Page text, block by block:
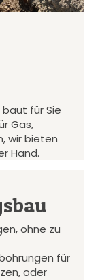
baut für Sie
Gas,
wir bieten
Hand.
ohne zu
für
oder